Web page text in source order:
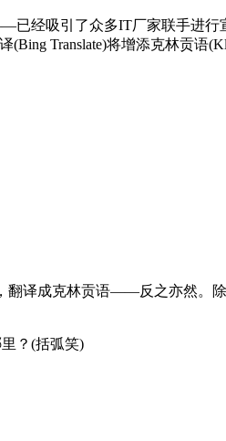
经吸引了众多IT厂家联手进行
Translate)将增添克林贡语
译成克林贡语——反之亦然。
？(括弧笑)